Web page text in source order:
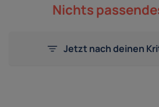
Nichts
Jetzt nach deinen